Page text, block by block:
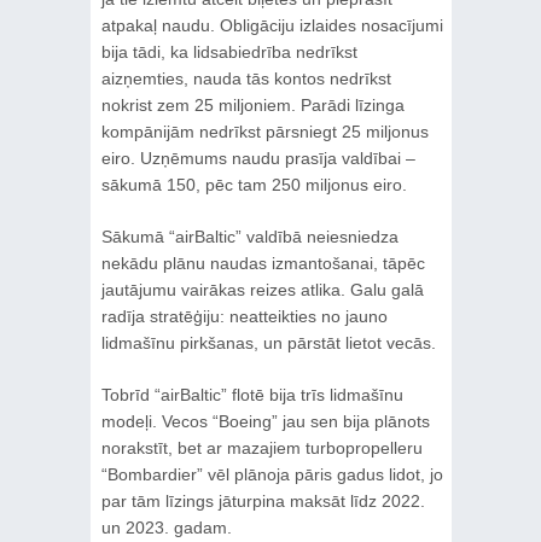
atpakaļ naudu. Obligāciju izlaides nosacījumi
bija tādi, ka lidsabiedrība nedrīkst
aizņemties, nauda tās kontos nedrīkst
nokrist zem 25 miljoniem. Parādi līzinga
kompānijām nedrīkst pārsniegt 25 miljonus
eiro. Uzņēmums naudu prasīja valdībai –
sākumā 150, pēc tam 250 miljonus eiro.
Sākumā “airBaltic” valdībā neiesniedza
nekādu plānu naudas izmantošanai, tāpēc
jautājumu vairākas reizes atlika. Galu galā
radīja stratēģiju: neatteikties no jauno
lidmašīnu pirkšanas, un pārstāt lietot vecās.
Tobrīd “airBaltic” flotē bija trīs lidmašīnu
modeļi. Vecos “Boeing” jau sen bija plānots
norakstīt, bet ar mazajiem turbopropelleru
“Bombardier” vēl plānoja pāris gadus lidot, jo
par tām līzings jāturpina maksāt līdz 2022.
un 2023. gadam.